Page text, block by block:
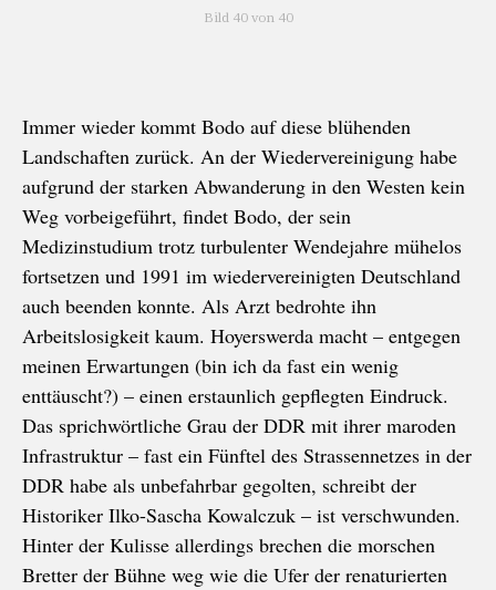
Bild 40 von 40
Immer wieder kommt Bodo auf diese blühenden
Landschaften zurück. An der Wiedervereinigung habe
aufgrund der starken Abwanderung in den Westen kein
Weg vorbeigeführt, findet Bodo, der sein
Medizinstudium trotz turbulenter Wendejahre mühelos
fortsetzen und 1991 im wiedervereinigten Deutschland
auch beenden konnte. Als Arzt bedrohte ihn
Arbeitslosigkeit kaum. Hoyerswerda macht – entgegen
meinen Erwartungen (bin ich da fast ein wenig
enttäuscht?) – einen erstaunlich gepflegten Eindruck.
Das sprichwörtliche Grau der DDR mit ihrer maroden
Infrastruktur – fast ein Fünftel des Strassennetzes in der
DDR habe als unbefahrbar gegolten, schreibt der
Historiker Ilko-Sascha Kowalczuk – ist verschwunden.
Hinter der Kulisse allerdings brechen die morschen
Bretter der Bühne weg wie die Ufer der renaturierten